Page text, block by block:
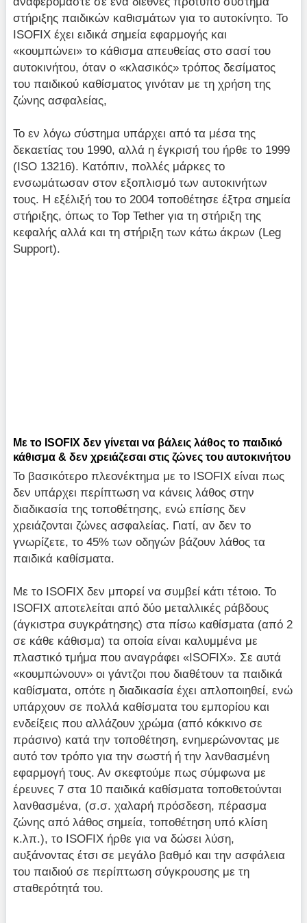
στήριξης παιδικών καθισμάτων για το αυτοκίνητο. Το
ISOFIX έχει ειδικά σημεία εφαρμογής και
«κουμπώνει» το κάθισμα απευθείας στο σασί του
αυτοκινήτου, όταν ο «κλασικός» τρόπος δεσίματος
του παιδικού καθίσματος γινόταν με τη χρήση της
ζώνης ασφαλείας,
Το εν λόγω σύστημα υπάρχει από τα μέσα της
δεκαετίας του 1990, αλλά η έγκρισή του ήρθε το 1999
(ISO 13216). Κατόπιν, πολλές μάρκες το
ενσωμάτωσαν στον εξοπλισμό των αυτοκινήτων
τους. Η εξέλιξή του το 2004 τοποθέτησε έξτρα σημεία
στήριξης, όπως το Top Tether για τη στήριξη της
κεφαλής αλλά και τη στήριξη των κάτω άκρων (Leg
Support).
Με το ISOFIX δεν γίνεται να βάλεις λάθος το παιδικό
κάθισμα & δεν χρειάζεσαι στις ζώνες του αυτοκινήτου
Το βασικότερο πλεονέκτημα με το ISOFIX είναι πως
δεν υπάρχει περίπτωση να κάνεις λάθος στην
διαδικασία της τοποθέτησης, ενώ επίσης δεν
χρειάζονται ζώνες ασφαλείας. Γιατί, αν δεν το
γνωρίζετε, το 45% των οδηγών βάζουν λάθος τα
παιδικά καθίσματα.
Με το ISOFIX δεν μπορεί να συμβεί κάτι τέτοιο. Το
ISOFIX αποτελείται από δύο μεταλλικές ράβδους
(άγκιστρα συγκράτησης) στα πίσω καθίσματα (από 2
σε κάθε κάθισμα) τα οποία είναι καλυμμένα με
πλαστικό τμήμα που αναγράφει «ISOFIX». Σε αυτά
«κουμπώνουν» οι γάντζοι που διαθέτουν τα παιδικά
καθίσματα, οπότε η διαδικασία έχει απλοποιηθεί, ενώ
υπάρχουν σε πολλά καθίσματα του εμπορίου και
ενδείξεις που αλλάζουν χρώμα (από κόκκινο σε
πράσινο) κατά την τοποθέτηση, ενημερώνοντας με
αυτό τον τρόπο για την σωστή ή την λανθασμένη
εφαρμογή τους. Αν σκεφτούμε πως σύμφωνα με
έρευνες 7 στα 10 παιδικά καθίσματα τοποθετούνται
λανθασμένα, (σ.σ. χαλαρή πρόσδεση, πέρασμα
ζώνης από λάθος σημεία, τοποθέτηση υπό κλίση
κ.λπ.), το ISOFIX ήρθε για να δώσει λύση,
αυξάνοντας έτσι σε μεγάλο βαθμό και την ασφάλεια
του παιδιού σε περίπτωση σύγκρουσης με τη
σταθερότητά του.